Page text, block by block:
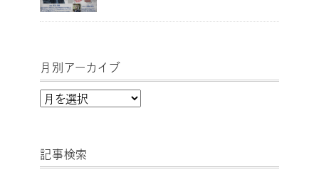
月別アーカイブ
月
ー
記事検索